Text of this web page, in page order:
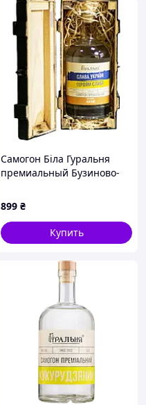
Самогон Біла Гуральня
премиальный Бузиново-
футляре 0.7 л 45%
(4820273780104)
899 ₴
Купить